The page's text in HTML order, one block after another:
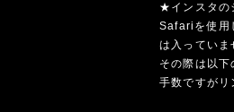
★インスタの
Safariを使用
は入っていま
その際は以
手数ですがリ